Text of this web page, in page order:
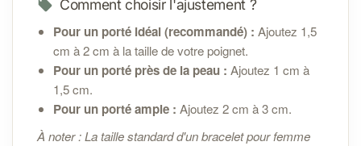
Comment choisir l'ajustement ?
Pour un porté idéal (recommandé) : Ajoutez 1,5
cm à 2 cm à la taille de votre poignet.
Pour un porté près de la peau : Ajoutez 1 cm à
1,5 cm.
Pour un porté ample : Ajoutez 2 cm à 3 cm.
À noter : La taille standard d'un bracelet pour femme